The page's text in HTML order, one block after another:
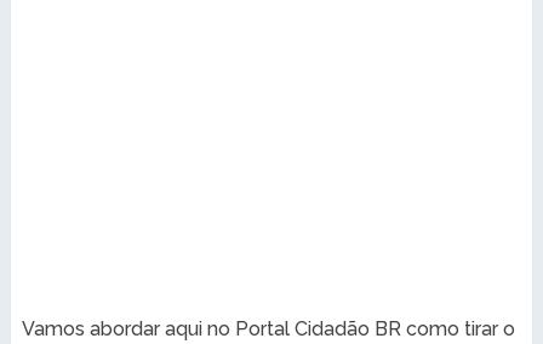
Vamos abordar aqui no Portal Cidadão BR como tirar o